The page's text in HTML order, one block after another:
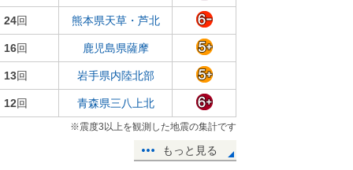
24回 熊本県天草・芦北
16回 鹿児島県薩摩
13回 岩手県内陸北部
12回 青森県三八上北
※震度3以上を観測した地震の集計です
もっと見る